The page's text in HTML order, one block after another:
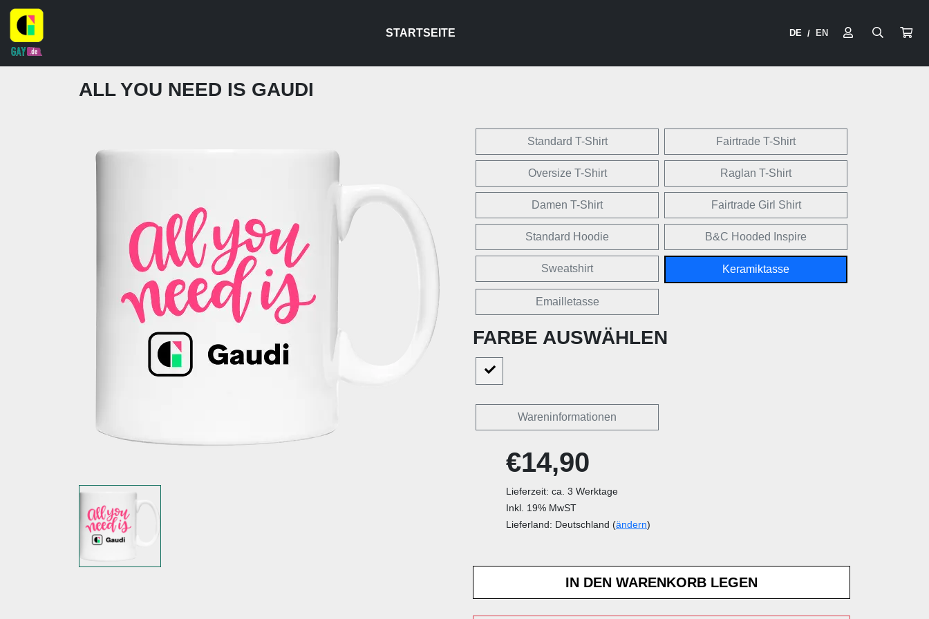
STARTSEITE DE / EN
ALL YOU NEED IS GAUDI
Standard T-Shirt Fairtrade T-Shirt
Oversize T-Shirt Raglan T-Shirt
Damen T-Shirt Fairtrade Girl Shirt
Standard Hoodie B&C Hooded Inspire
Sweatshirt Keramiktasse
Emailletasse
FARBE AUSWÄHLEN
Wareninformationen
€14,90
Lieferzeit: ca. 3 Werktage
Inkl. 19% MwST
Lieferland: Deutschland (ändern)